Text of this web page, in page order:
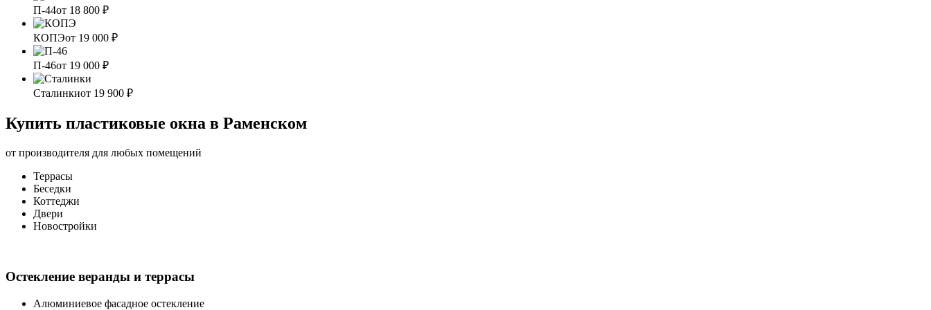
П-44от 18 800 ₽
КОПЭот 19 000 ₽
П-46от 19 000 ₽
Сталинкиот 19 900 ₽
Купить пластиковые окна в Раменском
от производителя для любых помещений
Террасы
Беседки
Коттеджи
Двери
Новостройки
Остекление веранды и террасы
Алюминиевое фасадное остекление